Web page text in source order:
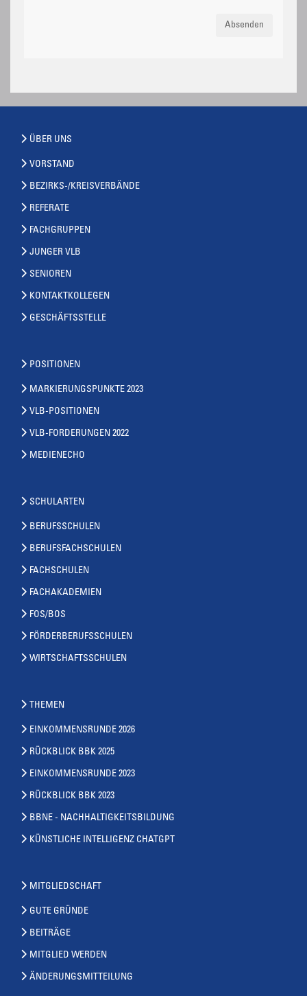
Absenden
ÜBER UNS
VORSTAND
BEZIRKS-/KREISVERBÄNDE
REFERATE
FACHGRUPPEN
JUNGER VLB
SENIOREN
KONTAKTKOLLEGEN
GESCHÄFTSSTELLE
POSITIONEN
MARKIERUNGSPUNKTE 2023
VLB-POSITIONEN
VLB-FORDERUNGEN 2022
MEDIENECHO
SCHULARTEN
BERUFSSCHULEN
BERUFSFACHSCHULEN
FACHSCHULEN
FACHAKADEMIEN
FOS/BOS
FÖRDERBERUFSSCHULEN
WIRTSCHAFTSSCHULEN
THEMEN
EINKOMMENSRUNDE 2026
RÜCKBLICK BBK 2025
EINKOMMENSRUNDE 2023
RÜCKBLICK BBK 2023
BBNE - NACHHALTIGKEITSBILDUNG
KÜNSTLICHE INTELLIGENZ CHATGPT
MITGLIEDSCHAFT
GUTE GRÜNDE
BEITRÄGE
MITGLIED WERDEN
ÄNDERUNGSMITTEILUNG